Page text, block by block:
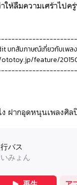
ให้ลืมความเศร้าไปค
บทสัมภาษณ์เกี่ยวกับเพล
feature/
ง ฝากอุดหนุนเพลงศิล